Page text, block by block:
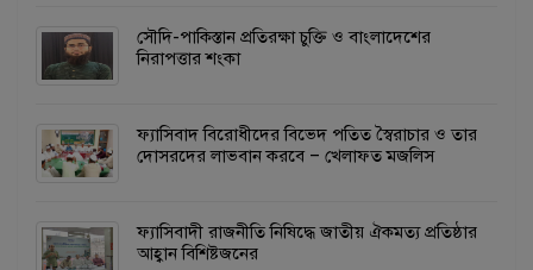
সৌদি-পাকিস্তান প্রতিরক্ষা চুক্তি ও বাংলাদেশের
নিরাপত্তার শংকা
ফ্যাসিবাদ বিরোধীদের বিভেদ পতিত স্বৈরাচার ও তার
দোসরদের লাভবান করবে – খেলাফত মজলিস
ফ্যাসিবাদী রাজনীতি নিষিদ্ধে জাতীয় ঐকমত্য প্রতিষ্ঠার
আহ্বান বিশিষ্টজনের